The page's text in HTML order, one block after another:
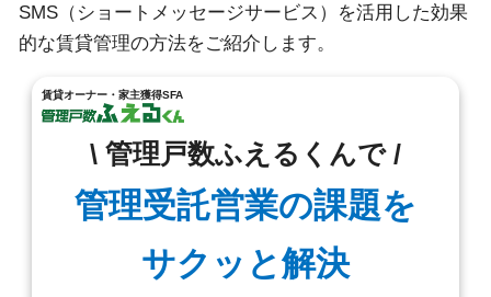
SMS（ショートメッセージサービス）を活用した効果
的な賃貸管理の方法をご紹介します。
賃貸オーナー・家主獲得SFA
\ 管理戸数ふえるくんで /
管理受託営業の課題を
サクッと解決